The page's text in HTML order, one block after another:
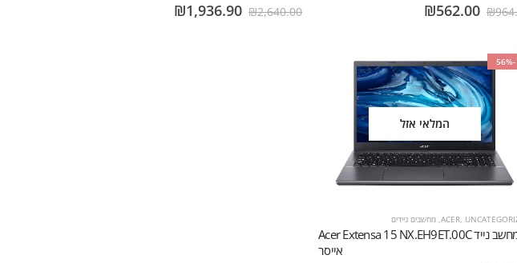
₪
₪562.00
₪2,640.00
₪1,936.90
-56%
המלאי אזל
ACER,
, מחשבים ניידים
מחשב נייד Acer Extensa 15 NX.EH9ET.00C
אייסר